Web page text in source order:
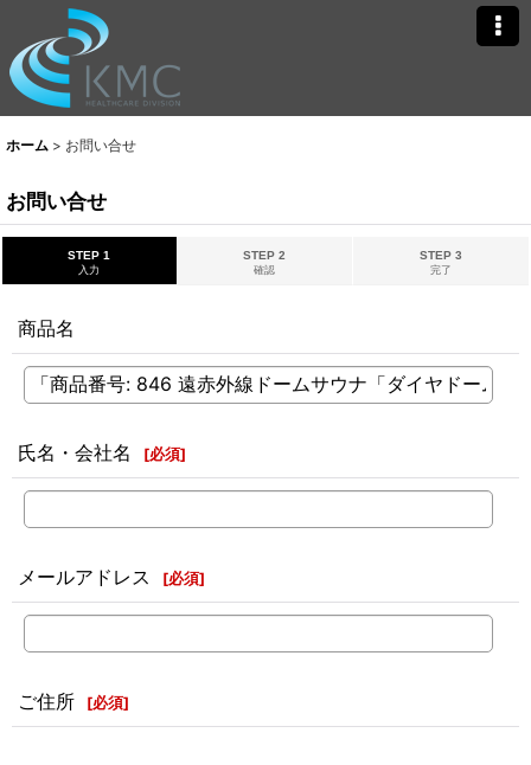
ホーム > お問い合せ
お問い合せ
STEP 1
入力
STEP 2
確認
STEP 3
完了
商品名
氏名・会社名 [必須]
メールアドレス [必須]
ご住所 [必須]